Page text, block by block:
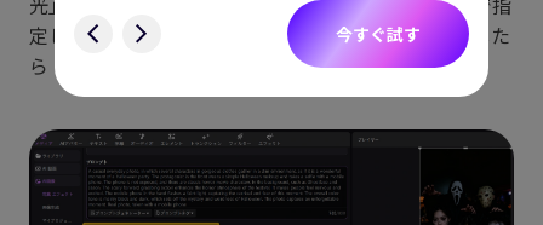
定します。解像度、アスペクト比、出力枚数を選択した
ら「作成する」ボタンを押してAIに作成させます。
今すぐ試す